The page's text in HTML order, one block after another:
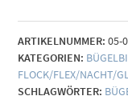
Menge
ARTIKELNUMMER: 05-
KATEGORIEN:
FLOCK/FLEX/NACHT/
SCHLAGWÖRTER: